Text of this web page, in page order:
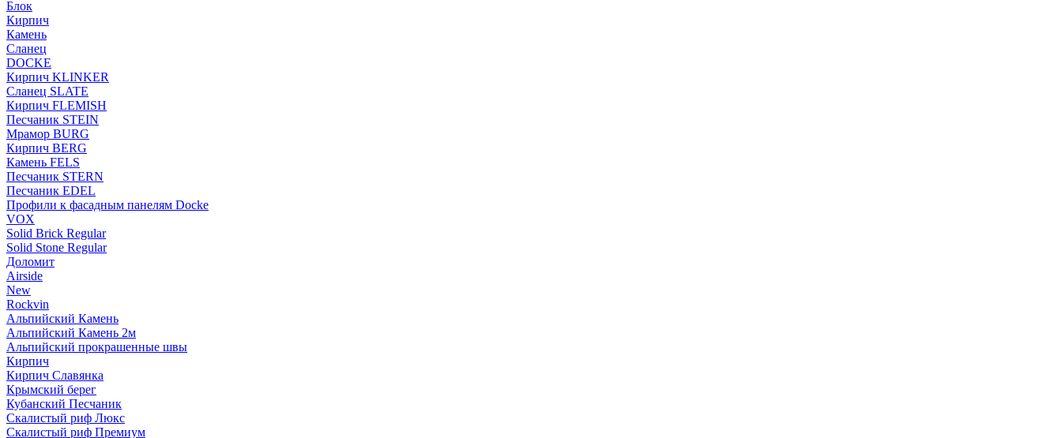
Блок
Кирпич
Камень
Сланец
DOCKE
Кирпич KLINKER
Сланец SLATE
Кирпич FLEMISH
Пес­ча­ник STEIN
Мрамор BURG
Кирпич BERG
Камень FELS
Пес­ча­ник STERN
Пес­ча­ник EDEL
Профили к фасадным панелям Docke
VOX
Solid Brick Regular
Solid Stone Regular
Доломит
Airside
New
Rockvin
Альпийский Камень
Альпийский Камень 2м
Альпийский прокрашенные швы
Кирпич
Кирпич Славянка
Крымский берег
Кубанский Песчаник
Скалистый риф Люкс
Скалистый риф Премиум